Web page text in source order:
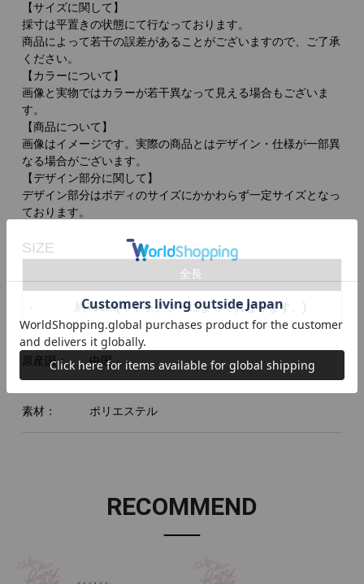
【サイズに関して】
採寸は平置きの状態にて行なっております。
商品によって若干の誤差があることがございますので、ご了承
ください。
【カラーについて】
画像と実物ではカラーが若干異なって見える場合もございま
す。
【商品について】
画像はイメージです。実際の商品とはデザイン・仕様が一部異
なる場合がございます。
【デザイン部分に関して】
デザイン部分はボディのサイズにかかわらず一定サイズとなっ
ております。
SIZE
全長
- 約16cm(キャラクターによって異なります。)
原産国： 中国
素材： ポリエステル
RECOMMEND